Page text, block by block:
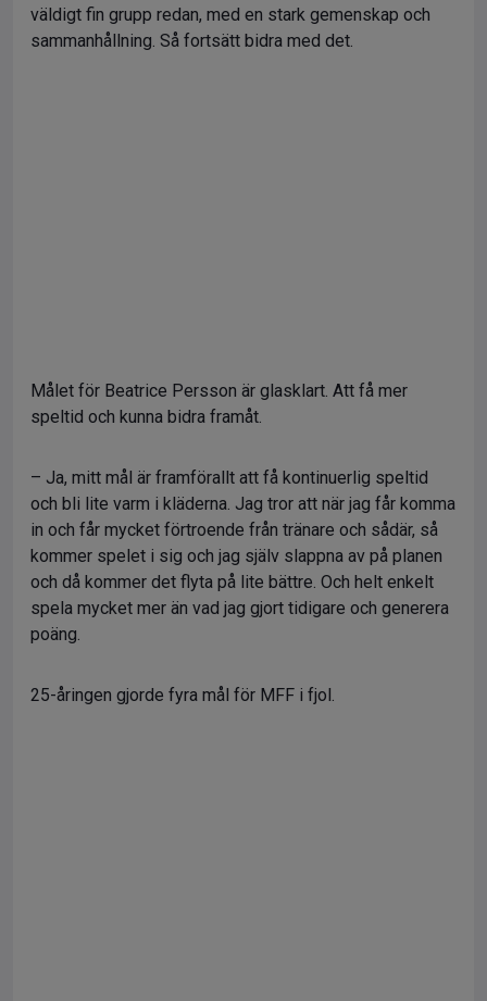
väldigt fin grupp redan, med en stark gemenskap och
sammanhållning. Så fortsätt bidra med det.
Målet för Beatrice Persson är glasklart. Att få mer
speltid och kunna bidra framåt.
– Ja, mitt mål är framförallt att få kontinuerlig speltid
och bli lite varm i kläderna. Jag tror att när jag får komma
in och får mycket förtroende från tränare och sådär, så
kommer spelet i sig och jag själv slappna av på planen
och då kommer det flyta på lite bättre. Och helt enkelt
spela mycket mer än vad jag gjort tidigare och generera
poäng.
25-åringen gjorde fyra mål för MFF i fjol.